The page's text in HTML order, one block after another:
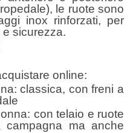
le ruote sono
inox rinforzati, per
sicurezza.
online:
classica, con freni a
con telaio e ruote
campagna ma anche